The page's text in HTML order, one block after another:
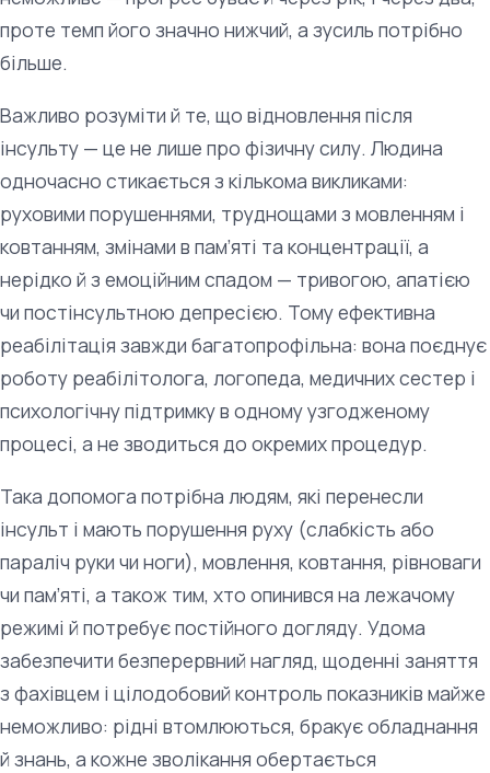
проте темп його значно нижчий, а зусиль потрібно
більше.
Важливо розуміти й те, що відновлення після
інсульту — це не лише про фізичну силу. Людина
одночасно стикається з кількома викликами:
руховими порушеннями, труднощами з мовленням і
ковтанням, змінами в пам’яті та концентрації, а
нерідко й з емоційним спадом — тривогою, апатією
чи постінсультною депресією. Тому ефективна
реабілітація завжди багатопрофільна: вона поєднує
роботу реабілітолога, логопеда, медичних сестер і
психологічну підтримку в одному узгодженому
процесі, а не зводиться до окремих процедур.
Така допомога потрібна людям, які перенесли
інсульт і мають порушення руху (слабкість або
параліч руки чи ноги), мовлення, ковтання, рівноваги
чи пам’яті, а також тим, хто опинився на лежачому
режимі й потребує постійного догляду. Удома
забезпечити безперервний нагляд, щоденні заняття
з фахівцем і цілодобовий контроль показників майже
неможливо: рідні втомлюються, бракує обладнання
й знань, а кожне зволікання обертається